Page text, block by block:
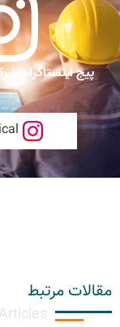
پیج اینستاگرام
مقالات مرتبط